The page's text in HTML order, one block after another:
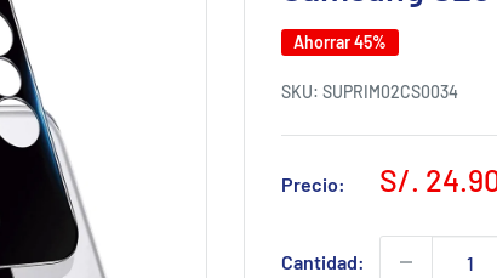
Ahorrar 45%
SKU: SUPRIM02CS0034
Precio:
Precio
venta
S/.
Cantidad: